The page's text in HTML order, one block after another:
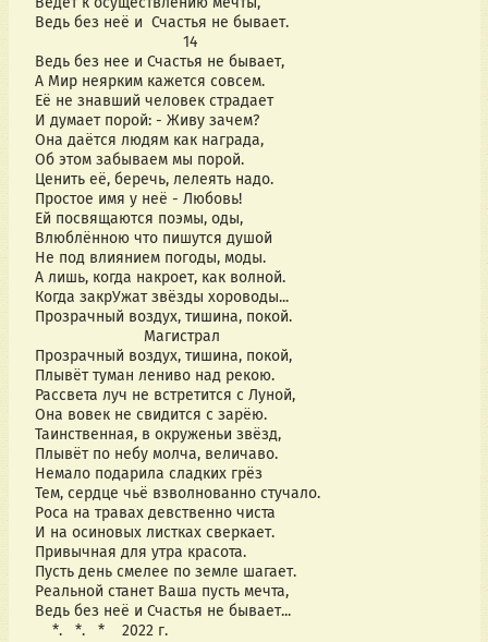
Ведь без неё и  Счастья не бывает.
                                  14
Ведь без нее и Счастья не бывает,
А Мир неярким кажется совсем.
Её не знавший человек страдает
И думает порой: - Живу зачем?
Она даётся людям как награда,
Об этом забываем мы порой.
Ценить её, беречь, лелеять надо.
Простое имя у неё - Любовь!
Ей посвящаются поэмы, оды,
Влюблённою что пишутся душой
Не под влиянием погоды, моды.
А лишь, когда накроет, как волной.
Когда закрУжат звёзды хороводы...
Прозрачный воздух, тишина, покой.
                         Магистрал
Прозрачный воздух, тишина, покой,
Плывёт туман лениво над рекою.
Рассвета луч не встретится с Луной,
Она вовек не свидится с зарёю.
Таинственная, в окруженьи звёзд,
Плывёт по небу молча, величаво.
Немало подарила сладких грёз
Тем, сердце чьё взволнованно стучало.
Роса на травах девственно чиста
И на осиновых листках сверкает.
Привычная для утра красота.
Пусть день смелее по земле шагает.
Реальной станет Ваша пусть мечта,
Ведь без неё и Счастья не бывает...
    *.   *.   *    2022 г.